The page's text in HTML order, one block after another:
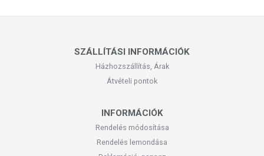
SZÁLLÍTÁSI INFORMÁCIÓK
Házhozszállítás, Árak
Átvételi pontok
INFORMÁCIÓK
Rendelés módosítása
Rendelés lemondása